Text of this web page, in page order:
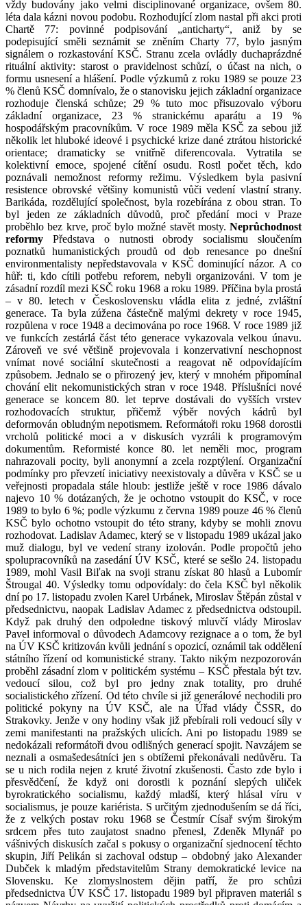
vždy budovány jako velmi disciplinované organizace, ovšem 80.
léta dala kázni novou podobu. Rozhodující zlom nastal při akci proti
Chartě 77: povinné podpisování „anticharty“, aniž by se
podepisující směli seznámit se zněním Charty 77, bylo jasným
signálem o rozkastování KSČ. Stranu zcela ovládly duchaprázdné
rituální aktivity: starost o pravidelnost schůzí, o účast na nich, o
formu usnesení a hlášení. Podle výzkumů z roku 1989 se pouze 23
% členů KSČ domnívalo, že o stanovisku jejich základní organizace
rozhoduje členská schůze; 29 % tuto moc přisuzovalo výboru
základní organizace, 23 % stranickému aparátu a 19 %
hospodářským pracovníkům. V roce 1989 měla KSČ za sebou již
několik let hluboké ideové i psychické krize dané ztrátou historické
orientace; dramaticky se vnitřně diferencovala. Vytratila se
kolektivní emoce, spojené cítění osudu. Rostl počet těch, kdo
poznávali nemožnost reformy režimu. Výsledkem byla pasivní
resistence obrovské většiny komunistů vůči vedení vlastní strany.
Barikáda, rozdělující společnost, byla rozebírána z obou stran. To
byl jeden ze základních důvodů, proč předání moci v Praze
proběhlo bez krve, proč bylo možné stavět mosty. Neprůchodnost
reformy Představa o nutnosti obrody socialismu sloučením
poznatků humanistických proudů od dob renesance po dnešní
environmentalisty nepředstavovala v KSČ dominující názor. A co
hůř: ti, kdo cítili potřebu reforem, nebyli organizováni. V tom je
zásadní rozdíl mezi KSČ roku 1968 a roku 1989. Příčina byla prostá
– v 80. letech v Československu vládla elita z jedné, zvláštní
generace. Ta byla zúžena částečně malými dekrety v roce 1945,
rozpůlena v roce 1948 a decimována po roce 1968. V roce 1989 již
ve funkcích zestárlá část této generace vykazovala velkou únavu.
Zároveň ve své většině projevovala i konzervativní neschopnost
vnímat nové sociální skutečnosti a reagovat ně odpovídajícím
způsobem. Jednalo se o přirozený jev, který v mnohém připomínal
chování elit nekomunistických stran v roce 1948. Příslušníci nové
generace se koncem 80. let teprve dostávali do vyšších vrstev
rozhodovacích struktur, přičemž výběr nových kádrů byl
deformován obludným nepotismem. Reformátoři roku 1968 dorostli
vrcholů politické moci a v diskusích vyzráli k programovým
dokumentům. Reformisté konce 80. let neměli moc, program
nahrazovali pocity, byli anonymní a zcela rozptýlení. Organizační
podmínky pro převzetí iniciativy neexistovaly a důvěra v KSČ se u
veřejnosti propadala stále hloub: jestliže ještě v roce 1986 dávalo
najevo 10 % dotázaných, že je ochotno vstoupit do KSČ, v roce
1989 to bylo 6 %; podle výzkumu z června 1989 pouze 46 % členů
KSČ bylo ochotno vstoupit do této strany, kdyby se mohli znovu
rozhodovat. Ladislav Adamec, který se v listopadu 1989 ukázal jako
muž dialogu, byl ve vedení strany izolován. Podle propočtů jeho
spolupracovníků na zasedání ÚV KSČ, které se sešlo 24. listopadu
1989, mohl Vasil Biľak na svoji stranu získat 80 hlasů a Lubomír
Štrougal 40. Výsledky tomu odpovídaly: do čela KSČ byl několik
dní po 17. listopadu zvolen Karel Urbánek, Miroslav Štěpán zůstal v
předsednictvu, naopak Ladislav Adamec z předsednictva odstoupil.
Když pak druhý den odpoledne tiskový mluvčí vlády Miroslav
Pavel informoval o důvodech Adamcovy rezignace a o tom, že byl
na ÚV KSČ kritizován kvůli jednání s opozicí, oznámil tak oddělení
státního řízení od komunistické strany. Takto nikým nezpozorován
proběhl zásadní zlom v politickém systému – KSČ přestala být tzv.
vedoucí silou, což byl pro jedny znak totality, pro druhé
socialistického zřízení. Od této chvíle si již generálové nechodili pro
politické pokyny na ÚV KSČ, ale na Úřad vlády ČSSR, do
Strakovky. Jenže v ony hodiny však již přebírali roli vedoucí síly v
zemi manifestanti na pražských ulicích. Ani po listopadu 1989 se
nedokázali reformátoři dvou odlišných generací spojit. Navzájem se
neznali a osmašedesátníci jen s obtížemi překonávali nedůvěru. Ta
se u nich rodila nejen z kruté životní zkušenosti. Často zde bylo i
přesvědčení, že když oni dorostli k poznání slepých uliček
byrokratického socialismu, každý mladší, který hlásal víru v
socialismus, je pouze kariérista. S určitým zjednodušením se dá říci,
že z velkých postav roku 1968 se Čestmír Císař svým širokým
srdcem přes tuto zaujatost snadno přenesl, Zdeněk Mlynář po
vášnivých diskusích začal s pokusy o organizační sjednocení těchto
skupin, Jiří Pelikán si zachoval odstup – obdobný jako Alexander
Dubček k mladým představitelům Strany demokratické levice na
Slovensku. Ke zlomyslnostem dějin patří, že pro schůzi
předsednictva ÚV KSČ 17. listopadu 1989 byl připraven materiál s